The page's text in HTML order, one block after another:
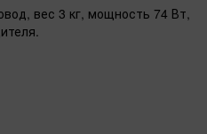
вес 3 кг, мощность 74 Вт,